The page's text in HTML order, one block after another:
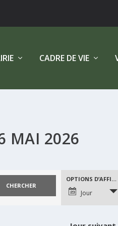
CADRE DE VIE
MAI 2026
NAVIGATION
DE
VUES
OPTIONS D’AFFICHAGE
Jour